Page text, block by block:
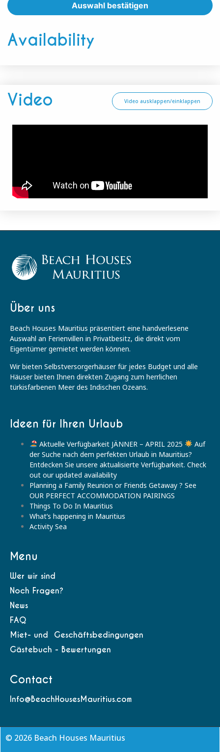
Availability
Video Video ausklappen/einklappen
Über uns
Beach Houses Mauritius präsentiert eine handverlesene
Auswahl an Ferienvillen in Privatbesitz, die direkt vom
Eigentümer gemietet werden können.
Wir bieten Selbstversorgerhäuser für jedes Budget und alle
Häuser bieten Ihnen direkten Zugang zum herrlichen
türkisfarbenen Meer des Indischen Ozeans.
Ideen für Ihren Urlaub
Aktuelle Verfügbarkeit JÄNNER – APRIL 2025
Auf
der Suche nach dem perfekten Urlaub in Mauritius?
Entdecken Sie unsere aktualisierte Verfügbarkeit. Check
out our updated availability
Planning a Family Reunion or Friends Getaway ? See
OUR PERFECT ACCOMMODATION PAIRINGS
Things To Do In Mauritius
What’s happening in Mauritius
Activity Sea
Menu
Wer wir sind
Noch Fragen?
News
FAQ
Miet- und Geschäftsbedingungen
Gästebuch - Bewertungen
Contact
Info@BeachHousesMauritius.com
© 2026 Beach Houses Mauritius